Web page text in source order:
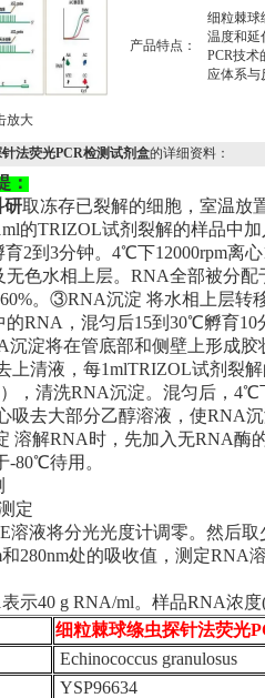
放大
产品特点：
细粒棘球
温度和延
PCR技术
应体系与
法荧光PCR检测试剂盒的详细资料：
：
研取冻存已裂解的细胞，室温放
的TRIZOL试剂裂解的样品中
2到3分钟。4℃下12000rpm离
无色水相上层。RNA全部被分
。③RNA沉淀 将水相上层转
的RNA，混匀后15到30℃孵育
沉淀将在管底部和侧壁上形成胶
清液，每1mlTRIZOL试剂裂
，清洗RNA沉淀。混匀后，4℃
去大部分乙醇溶液，使RNA沉
溶解RNA时，先加入无RNA酶
-80℃待用。
定
溶液将分光光度计调零。然后
280nm处的吸收值，测定RNA
示40 g RNA/ml。样品RNA浓
细粒棘球绦虫探针法荧光
Echinococcus granulosus
YSP96634